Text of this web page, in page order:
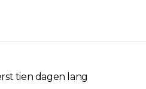
tien dagen lang